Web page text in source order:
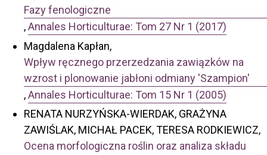
Fazy fenologiczne
,Annales Horticulturae: Tom 27 Nr 1 (2017)
Magdalena Kapłan,
Wpływ ręcznego przerzedzania zawiązków na
wzrost i plonowanie jabłoni odmiany 'Szampion'
,Annales Horticulturae: Tom 15 Nr 1 (2005)
RENATA NURZYŃSKA-WIERDAK, GRAŻYNA
ZAWIŚLAK, MICHAŁ PACEK, TERESA RODKIEWICZ,
Ocena morfologiczna roślin oraz analiza składu